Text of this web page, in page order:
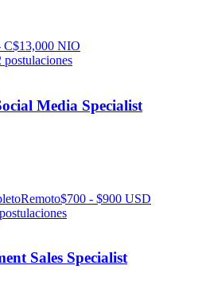
C$13,000 NIO
postulaciones
Media Specialist
Remoto$700 - $900 USD
postulaciones
Sales Specialist